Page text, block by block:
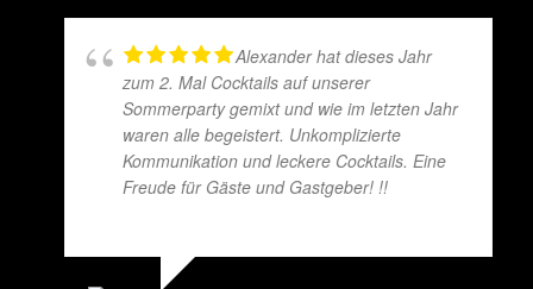
Alexander hat dieses Jahr
zum 2. Mal Cocktails auf unserer
Sommerparty gemixt und wie im letzten Jahr
waren alle begeistert. Unkomplizierte
Kommunikation und leckere Cocktails. Eine
Freude für Gäste und Gastgeber! !!